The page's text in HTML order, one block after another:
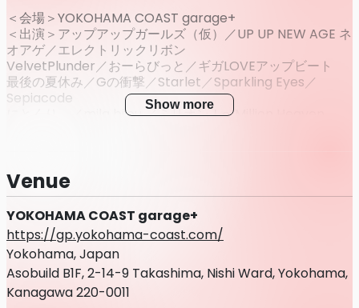
＜会場＞YOKOHAMA COAST garage+
＜出演＞アップアップガールズ（仮）／UP UP NEW AGE ネ
オアゲ／エレクトリックリボン
VelvetPlunder／おーらびっと／ギガLOVEアップビート
最後の夏休み／Gの衝撃／Starlet／Sparkling Eyes／
Sepiacode
にとくり。／mila bijou ／ミリオン！〜Million Heaven
愛♡きゃっち／AZの理由／らびゅあたっく。
＜チケット情報＞
・前売券
VIP10,000円／一般2500円
・当日券
VIP11,000円／一般3500円
Show more
Venue
YOKOHAMA COAST garage+
https://gp.yokohama-coast.com/
Yokohama, Japan
Asobuild B1F, 2-14-9 Takashima, Nishi Ward, Yokohama,
Kanagawa 220-0011